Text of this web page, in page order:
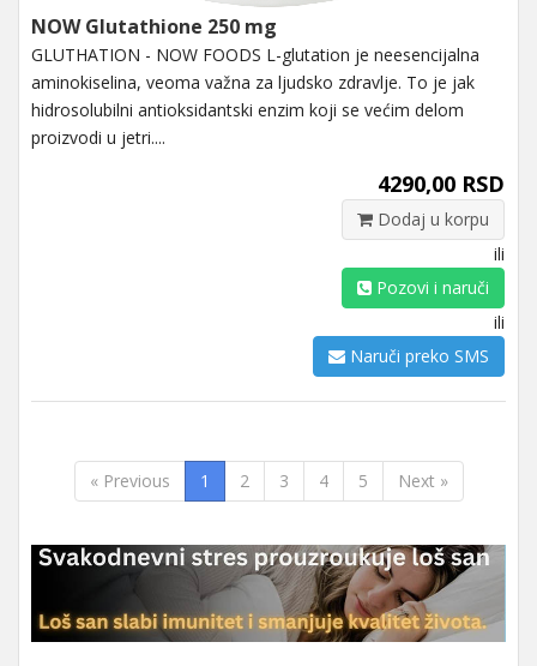
NOW Glutathione 250 mg
GLUTHATION - NOW FOODS L-glutation je neesencijalna
aminokiselina, veoma važna za ljudsko zdravlje. To je jak
hidrosolubilni antioksidantski enzim koji se većim delom
proizvodi u jetri....
4290,00 RSD
Dodaj u korpu
ili
Pozovi i naruči
ili
Naruči preko SMS
« Previous 1 2 3 4 5 Next »